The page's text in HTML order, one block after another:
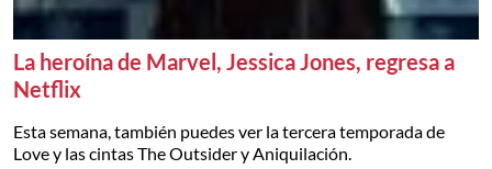
La heroína de Marvel, Jessica Jones, regresa a
Netflix
Esta semana, también puedes ver la tercera temporada de
Love y las cintas The Outsider y Aniquilación.